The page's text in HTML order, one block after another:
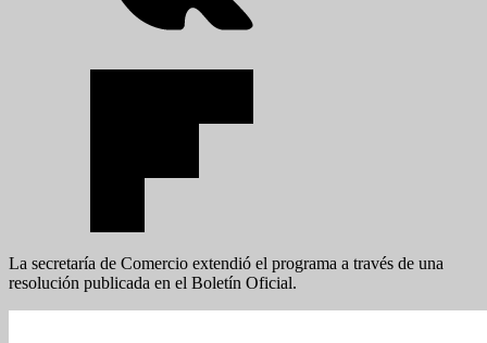
La secretaría de Comercio extendió el programa a través de una
resolución publicada en el Boletín Oficial.